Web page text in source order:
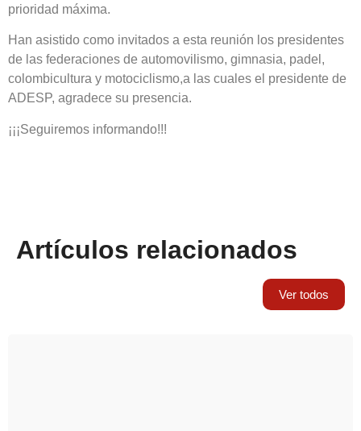
prioridad máxima.
Han asistido como invitados a esta reunión los presidentes
de las federaciones de automovilismo, gimnasia, padel,
colombicultura y motociclismo,a las cuales el presidente de
ADESP, agradece su presencia.
¡¡¡Seguiremos informando!!!
Artículos relacionados
Ver todos